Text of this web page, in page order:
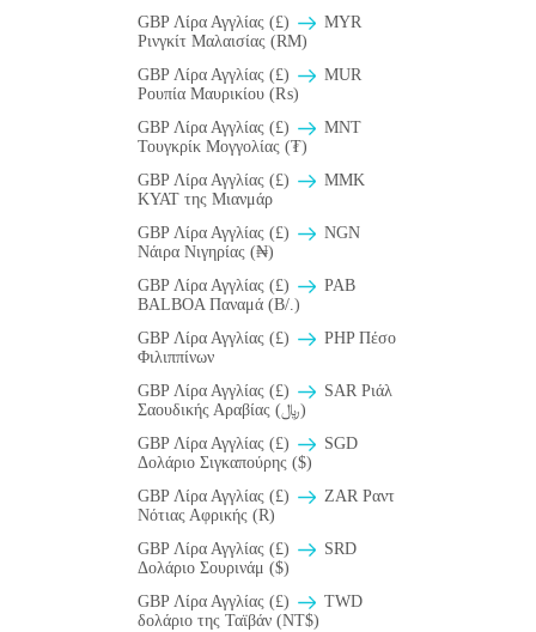
GBP Λίρα Αγγλίας (£)
MYR
Ρινγκίτ Μαλαισίας (RM)
GBP Λίρα Αγγλίας (£)
MUR
Ρουπία Μαυρικίου (₨)
GBP Λίρα Αγγλίας (£)
MNT
Τουγκρίκ Μογγολίας (₮)
GBP Λίρα Αγγλίας (£)
MMK
KYAT της Μιανμάρ
GBP Λίρα Αγγλίας (£)
NGN
Νάιρα Νιγηρίας (₦)
GBP Λίρα Αγγλίας (£)
PAB
BALBOA Παναμά (B/.)
GBP Λίρα Αγγλίας (£)
PHP Πέσο
Φιλιππίνων
GBP Λίρα Αγγλίας (£)
SAR Ριάλ
Σαουδικής Αραβίας (﷼)
GBP Λίρα Αγγλίας (£)
SGD
Δολάριο Σιγκαπούρης ($)
GBP Λίρα Αγγλίας (£)
ZAR Ραντ
Νότιας Αφρικής (R)
GBP Λίρα Αγγλίας (£)
SRD
Δολάριο Σουρινάμ ($)
GBP Λίρα Αγγλίας (£)
TWD
δολάριο της Ταϊβάν (NT$)